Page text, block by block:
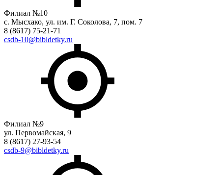
Филиал №10
с. Мысхако, ул. им. Г. Соколова, 7, пом. 7
8 (8617) 75-21-71
csdb-10@bibldetky.ru
Филиал №9
ул. Первомайская, 9
8 (8617) 27-93-54
csdb-9@bibldetky.ru